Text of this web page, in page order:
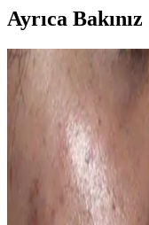
Ayrıca Bakınız
Göz İçinde
Koruma Yöntemleri
Göz içindeki kırmızı
Uzun süre devam
sağlığını korumak için
Alerji ve Kırmızı
Nedenleri ve